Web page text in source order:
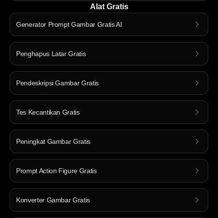
Alat Gratis
Generator Prompt Gambar Gratis AI
Penghapus Latar Gratis
Pendeskripsi Gambar Gratis
Tes Kecantikan Gratis
Peningkat Gambar Gratis
Prompt Action Figure Gratis
Konverter Gambar Gratis